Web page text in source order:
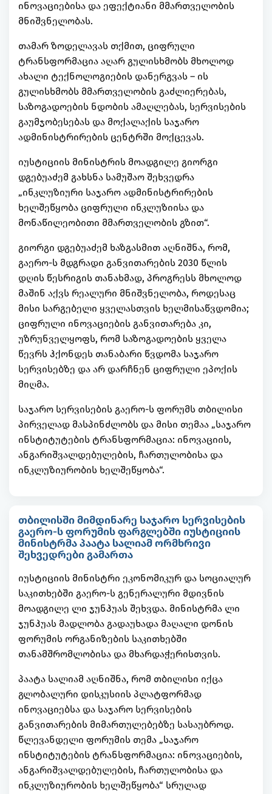
ინოვაციებისა და ეფექტიანი მმართველობის
მნიშვნელობას.
თამარ ზოდელავას თქმით, ციფრული
ტრანსფორმაცია აღარ გულისხმობს მხოლოდ
ახალი ტექნოლოგიების დანერგვას – ის
გულისხმობს მმართველობის გაძლიერებას,
საზოგადოების ნდობის ამაღლებას, სერვისების
გაუმჯობესებას და მოქალაქის საჯარო
ადმინისტრირების ცენტრში მოქცევას.
იუსტიციის მინისტრის მოადგილე გიორგი
დგებუაძემ გახსნა სამუშაო შეხვედრა
„ინკლუზიური საჯარო ადმინისტრირების
ხელშეწყობა ციფრული ინკლუზიისა და
მონაწილეობითი მმართველობის გზით“.
გიორგი დგებუაძემ ხაზგასმით აღნიშნა, რომ,
გაერო-ს მდგრადი განვითარების 2030 წლის
დღის წესრიგის თანახმად, პროგრესს მხოლოდ
მაშინ აქვს რეალური მნიშვნელობა, როდესაც
მისი სარგებელი ყველასთვის ხელმისაწვდომია;
ციფრული ინოვაციების განვითარება კი,
უზრუნველყოფს, რომ საზოგადოების ყველა
წევრს ჰქონდეს თანაბარი წვდომა საჯარო
სერვისებზე და არ დარჩნენ ციფრული ეპოქის
მიღმა.
საჯარო სერვისების გაერო-ს ფორუმს თბილისი
პირველად მასპინძლობს და მისი თემაა „საჯარო
ინსტიტუტების ტრანსფორმაცია: ინოვაციის,
ანგარიშვალდებულების, ჩართულობისა და
ინკლუზიურობის ხელშეწყობა“.
თბილისში მიმდინარე საჯარო სერვისების
გაერო-ს ფორუმის ფარგლებში იუსტიციის
მინისტრმა პაატა სალიამ ორმხრივი
შეხვედრები გამართა
იუსტიციის მინისტრი ეკონომიკურ და სოციალურ
საკითხებში გაერო-ს გენერალური მდივნის
მოადგილე ლი ჯუნჰუას შეხვდა. მინისტრმა ლი
ჯუნჰუას მადლობა გადაუხადა მაღალი დონის
ფორუმის ორგანიზების საკითხებში
თანამშრომლობისა და მხარდაჭერისთვის.
პაატა სალიამ აღნიშნა, რომ თბილისი იქცა
გლობალური დისკუსიის პლატფორმად
ინოვაციებსა და საჯარო სერვისების
განვითარების მიმართულებებზე სასაუბროდ.
წლევანდელი ფორუმის თემა „საჯარო
ინსტიტუტების ტრანსფორმაცია: ინოვაციების,
ანგარიშვალდებულების, ჩართულობისა და
ინკლუზიურობის ხელშეწყობა“ სრულად